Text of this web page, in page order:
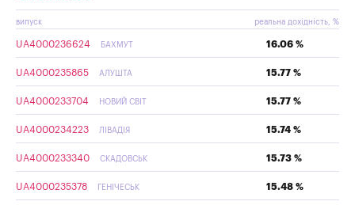
випуск реальна дохідність, %
UA4000236624 БАХМУТ 16.06 %
UA4000235865 АЛУШТА 15.77 %
UA4000233704 НОВИЙ СВІТ 15.77 %
UA4000234223 ЛІВАДІЯ 15.74 %
UA4000233340 СКАДОВСЬК 15.73 %
UA4000235378 ГЕНІЧЕСЬК 15.48 %